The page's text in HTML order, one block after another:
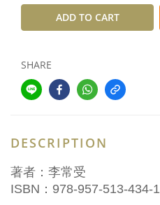
ADD TO CART
SHARE
DESCRIPTION
著者：李常受
ISBN：978-957-513-434-1